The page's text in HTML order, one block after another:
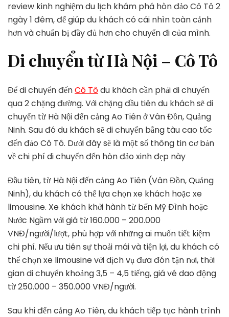
review kinh nghiệm du lịch khám phá hòn đảo Cô Tô 2
ngày 1 đêm, để giúp du khách có cái nhìn toàn cảnh
hơn và chuẩn bị đầy đủ hơn cho chuyển đi của mình.
Di chuyển từ Hà Nội – Cô Tô
Để di chuyển đếnCô Tôdu khách cần phải di chuyển
qua 2 chặng đường. Với chặng đầu tiên du khách sẽ di
chuyển từ Hà Nội đến cảng Ao Tiên ở Vân Đồn, Quảng
Ninh. Sau đó du khách sẽ di chuyển bằng tàu cao tốc
đến đảo Cô Tô. Dưới đây sẽ là một số thông tin cơ bản
về chi phí di chuyển đến hòn đảo xinh đẹp này
Đầu tiên, từ Hà Nội đến cảng Ao Tiên (Vân Đồn, Quảng
Ninh), du khách có thể lựa chọn xe khách hoặc xe
limousine. Xe khách khởi hành từ bến Mỹ Đình hoặc
Nước Ngầm với giá từ 160.000 – 200.000
VNĐ/người/lượt, phù hợp với những ai muốn tiết kiệm
chi phí. Nếu ưu tiên sự thoải mái và tiện lợi, du khách có
thể chọn xe limousine với dịch vụ đưa đón tận nơi, thời
gian di chuyển khoảng 3,5 – 4,5 tiếng, giá vé dao động
từ 250.000 – 350.000 VNĐ/người.
Sau khi đến cảng Ao Tiên, du khách tiếp tục hành trình